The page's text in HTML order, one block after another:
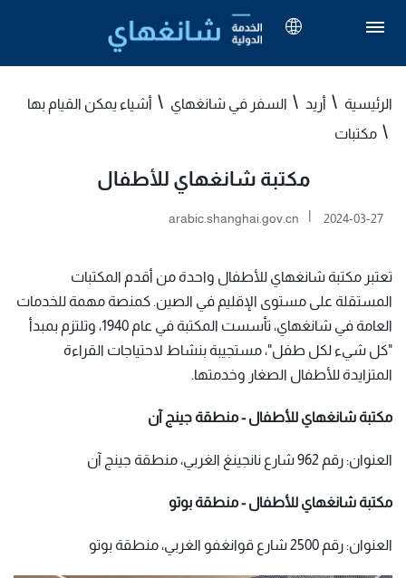
الرئيسية أريد السفر في شانغهاي
أشياء يمكن القيام بها
مكتبات
مكتبة شانغهاي للأطفال
arabic.shanghai.gov.cn 2024-03-27
تعتبر مكتبة شانغهاي للأطفال واحدة من أقدم المكتبات
المستقلة على مستوى الإقليم في الصين. كمنصة مهمة للخدمات
العامة في شانغهاي، تأسست المكتبة في عام 1940، وتلتزم بمبدأ
"كل شيء لكل طفل"، مستجيبة بنشاط لاحتياجات القراءة
المتزايدة للأطفال الصغار وخدمتها.
مكتبة شانغهاي للأطفال - منطقة جينج آن
العنوان: رقم 962 شارع نانجينغ الغربي، منطقة جينج آن
مكتبة شانغهاي للأطفال - منطقة بوتو
العنوان: رقم 2500 شارع قوانغفو الغربي، منطقة بوتو